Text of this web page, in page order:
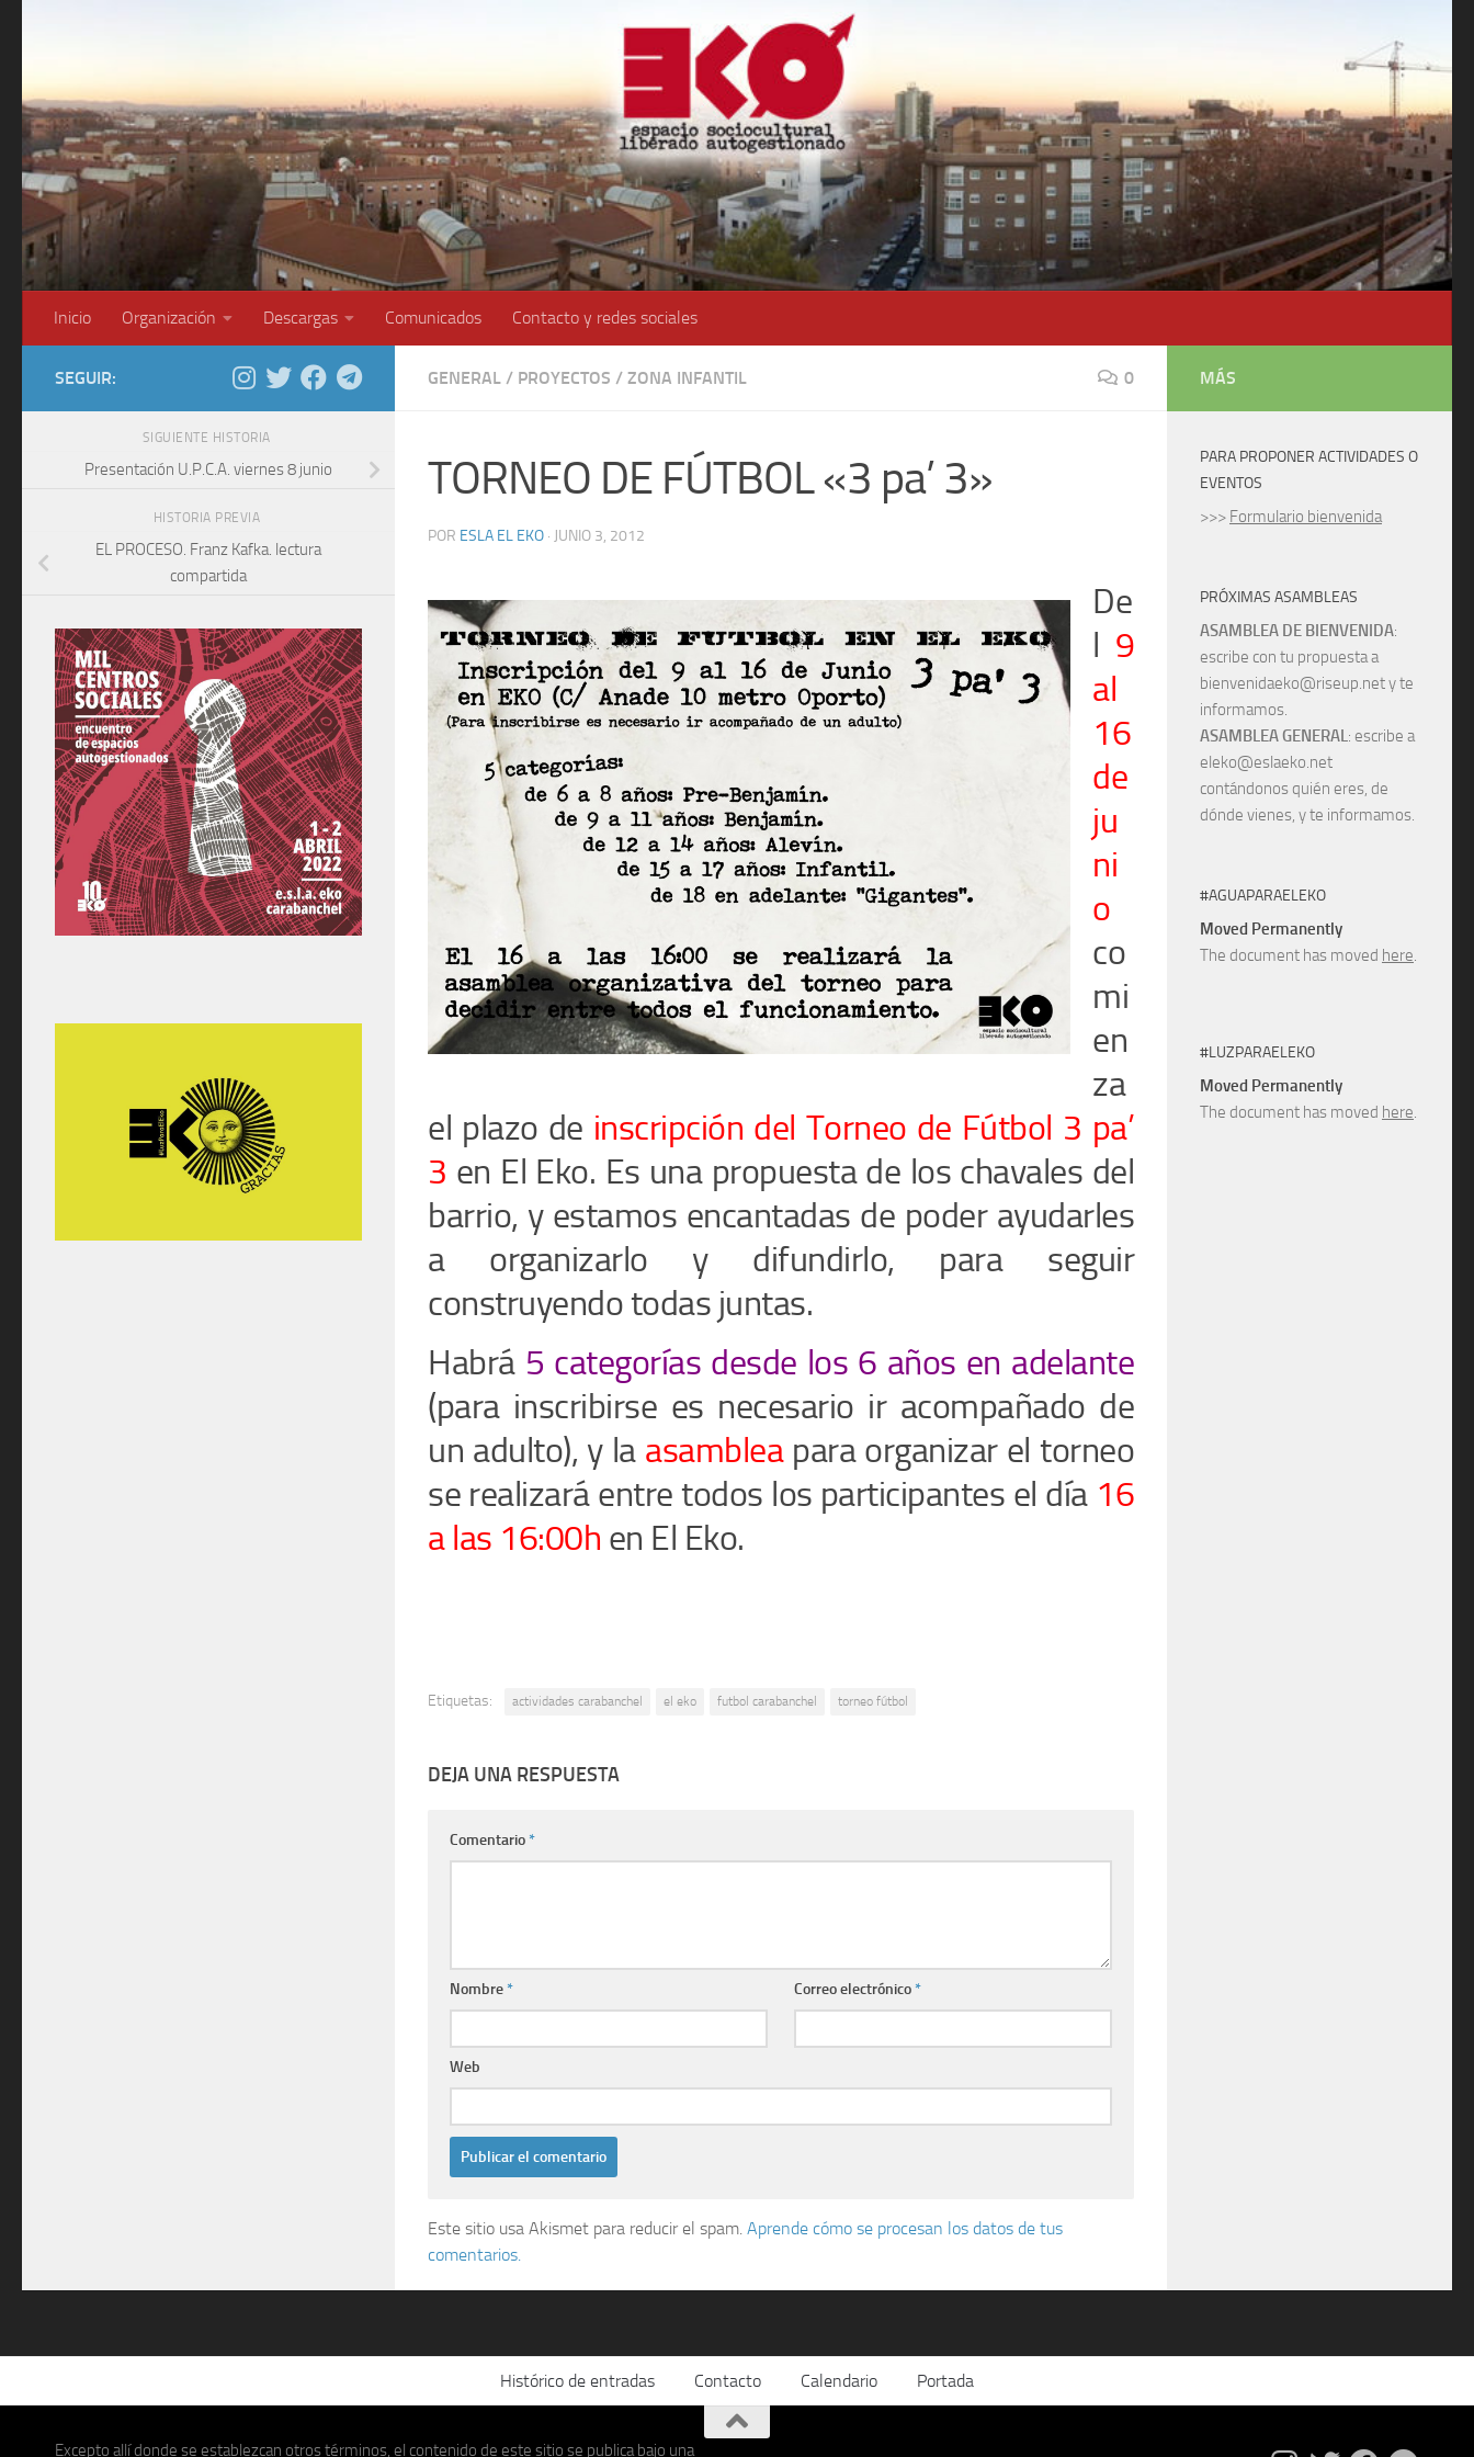
Inicio Organización Descargas Comunicados Contacto y redes sociales
GENERAL / PROYECTOS / ZONA INFANTIL 0
TORNEO DE FÚTBOL «3 pa’ 3»
POR ESLA EL EKO · JUNIO 3, 2012
De
l 9
al
16
de
ju
ni
o
co
mi
en
za
el plazo de inscripción del Torneo de Fútbol 3 pa’
3 en El Eko. Es una propuesta de los chavales del
barrio, y estamos encantadas de poder ayudarles
a organizarlo y difundirlo, para seguir
construyendo todas juntas.
Habrá 5 categorías desde los 6 años en adelante
(para inscribirse es necesario ir acompañado de
un adulto), y la asambleapara organizar el torneo
se realizará entre todos los participantes el día 16
a las 16:00h en El Eko.
Etiquetas: actividades carabanchel el eko futbol carabanchel torneo fútbol
DEJA UNA RESPUESTA
Comentario*
Nombre* Correo electrónico*
Web
Este sitio usa Akismet para reducir el spam. Aprende cómo se procesan los datos de tus
comentarios.
SEGUIR:
SIGUIENTE HISTORIA
Presentación U.P.C.A. viernes 8 junio
HISTORIA PREVIA
EL PROCESO. Franz Kafka. lectura
compartida
MÁS
PARA PROPONER ACTIVIDADES O
EVENTOS
>>> Formulario bienvenida
PRÓXIMAS ASAMBLEAS
ASAMBLEA DE BIENVENIDA:
escribe con tu propuesta a
bienvenidaeko@riseup.net y te
informamos.
ASAMBLEA GENERAL: escribe a
eleko@eslaeko.net
contándonos quién eres, de
dónde vienes, y te informamos.
#AGUAPARAELEKO
Moved Permanently
The document has moved here.
#LUZPARAELEKO
Moved Permanently
The document has moved here.
Histórico de entradas Contacto Calendario Portada
Excepto allí donde se establezcan otros términos, el contenido de este sitio se publica bajo una